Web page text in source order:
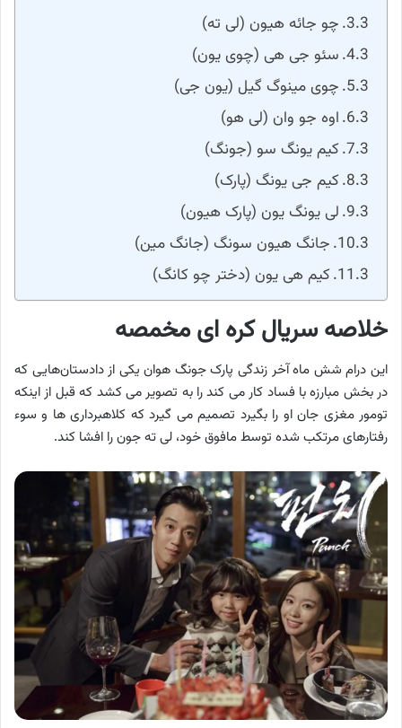
چو جائه هیون (لی ته)
سئو جی هی (چوی یون)
چوی مینوگ گیل (یون جی)
اوه جو وان (لی هو)
کیم یونگ سو (جونگ)
کیم جی یونگ (پارک)
لی یونگ یون (پارک هیون)
جانگ هیون سونگ (جانگ مین)
کیم هی یون (دختر چو کانگ)
خلاصه سریال کره ای مخمصه
این درام شش ماه آخر زندگی پارک جونگ هوان یکی از دادستان‌هایی که
در بخش مبارزه با فساد کار می‌ کند را به تصویر می کشد که قبل از اینکه
تومور مغزی جان او را بگیرد تصمیم می گیرد که کلاهبرداری ها و سوء
رفتارهای مرتکب شده توسط مافوق خود، لی ته جون را افشا کند.